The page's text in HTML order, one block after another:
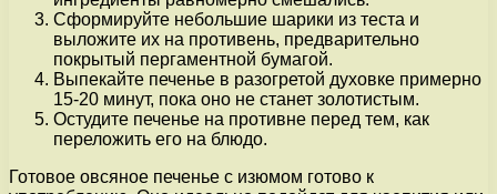
Сформируйте небольшие шарики из теста и
выложите их на противень, предварительно
покрытый пергаментной бумагой.
Выпекайте печенье в разогретой духовке примерно
15-20 минут, пока оно не станет золотистым.
Остудите печенье на противне перед тем, как
переложить его на блюдо.
Готовое овсяное печенье с изюмом готово к